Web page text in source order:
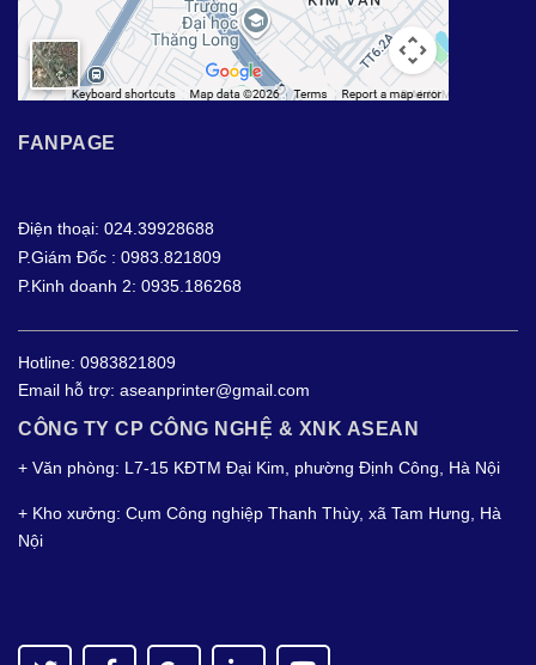
FANPAGE
Điện thoại: 024.39928688
P.Giám Đốc : 0983.821809
P.Kinh doanh 2: 0935.186268
Hotline: 0983821809
Email hỗ trợ: aseanprinter@gmail.com
CÔNG TY CP CÔNG NGHỆ & XNK ASEAN
+ Văn phòng: L7-15 KĐTM Đại Kim, phường Định Công, Hà Nội
+ Kho xưởng: Cụm Công nghiệp Thanh Thùy, xã Tam Hưng, Hà
Nội